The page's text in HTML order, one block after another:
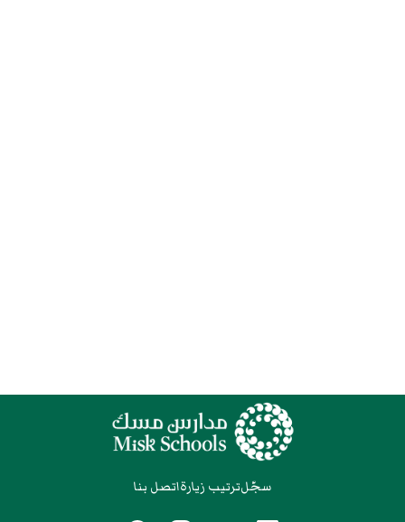
اتصل بناترتيب زيارةسجّل